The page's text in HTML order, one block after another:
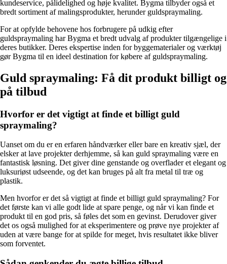
kundeservice, pålidelighed og høje kvalitet. Bygma tilbyder også et
bredt sortiment af malingsprodukter, herunder guldspraymaling.
For at opfylde behovene hos forbrugere på udkig efter
guldspraymaling har Bygma et bredt udvalg af produkter tilgængelige i
deres butikker. Deres ekspertise inden for byggematerialer og værktøj
gør Bygma til en ideel destination for købere af guldspraymaling.
Guld spraymaling: Få dit produkt billigt og
på tilbud
Hvorfor er det vigtigt at finde et billigt guld
spraymaling?
Uanset om du er en erfaren håndværker eller bare en kreativ sjæl, der
elsker at lave projekter derhjemme, så kan guld spraymaling være en
fantastisk løsning. Det giver dine genstande og overflader et elegant og
luksuriøst udseende, og det kan bruges på alt fra metal til træ og
plastik.
Men hvorfor er det så vigtigt at finde et billigt guld spraymaling? For
det første kan vi alle godt lide at spare penge, og når vi kan finde et
produkt til en god pris, så føles det som en gevinst. Derudover giver
det os også mulighed for at eksperimentere og prøve nye projekter af
uden at være bange for at spilde for meget, hvis resultatet ikke bliver
som forventet.